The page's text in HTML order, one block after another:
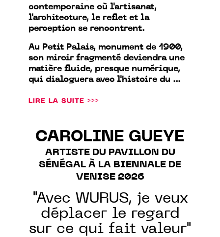
contemporaine où l'artisanat,
l'architecture, le reflet et la
perception se rencontrent.
Au Petit Palais, monument de 1900,
son miroir fragmenté deviendra une
matière fluide, presque numérique,
qui dialoguera avec l'histoire du ...
LIRE LA SUITE >>>
CAROLINE GUEYE
ARTISTE DU PAVILLON DU
SÉNÉGAL À LA BIENNALE DE
VENISE 2026
"Avec WURUS, je veux
déplacer le regard
sur ce qui fait valeur"